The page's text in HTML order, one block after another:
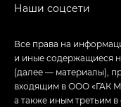
Все права на
и иные содержащиеся
(далее — материалы),
входящим в ООО «ГАК
а также иным третьим